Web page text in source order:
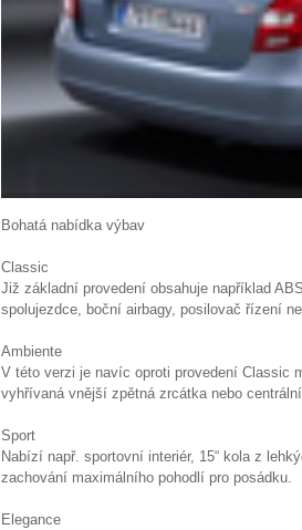
Bohatá nabídka výbav
Classic
Již základní provedení obsahuje například
spolujezdce, boční airbagy, posilovač řízení
Ambiente
V této verzi je navíc oproti provedení Classic
vyhřívaná vnější zpětná zrcátka nebo
Sport
Nabízí např. sportovní interiér, 15“ kola z
zachování maximálního pohodlí pro posádku.
Elegance